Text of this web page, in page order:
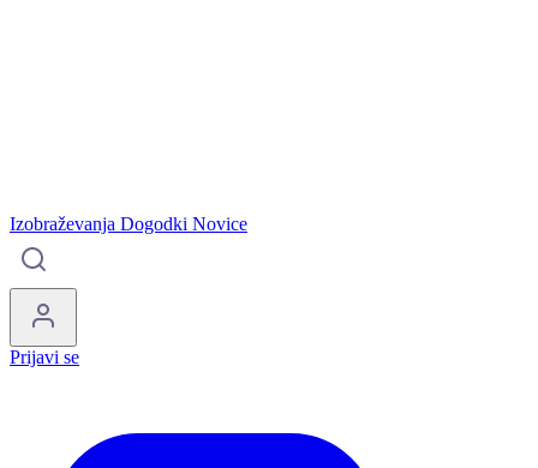
Izobraževanja Dogodki Novice
Prijavi se